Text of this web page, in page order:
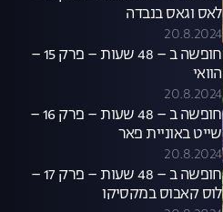
לאס וגאס בנבדה
20.8.2024
חופשה ב – 48 שעות – פרק 15 –
הוואי
20.8.2024
חופשה ב – 48 שעות – פרק 16 –
שייט באוניית פאר
20.8.2024
חופשה ב – 48 שעות – פרק 17 –
לוס קאבוס במקסיקו